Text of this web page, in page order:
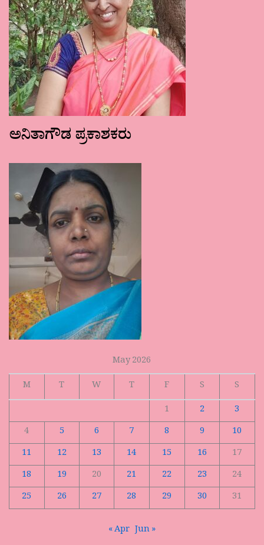
ಅನಿತಾಗೌಡ ಪ್ರಕಾಶಕರು
May 2026
M
T W T F S
S
1
2
3
4
5 6 7 8 9
10
11
12 13 14 15 16
17
18
19 20 21 22 23
24
25
26 27 28 29 30 31
« Apr Jun »